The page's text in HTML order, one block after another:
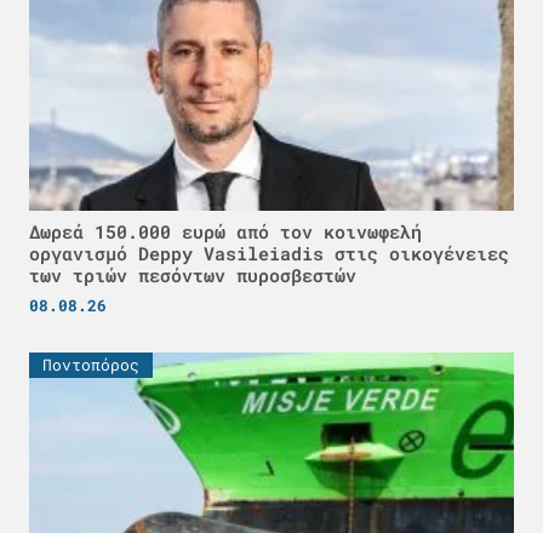
Δωρεά 150.000 ευρώ από τον κοινωφελή
οργανισμό Deppy Vasileiadis στις οικογένειες
των τριών πεσόντων πυροσβεστών
08.08.26
Ποντοπόρος